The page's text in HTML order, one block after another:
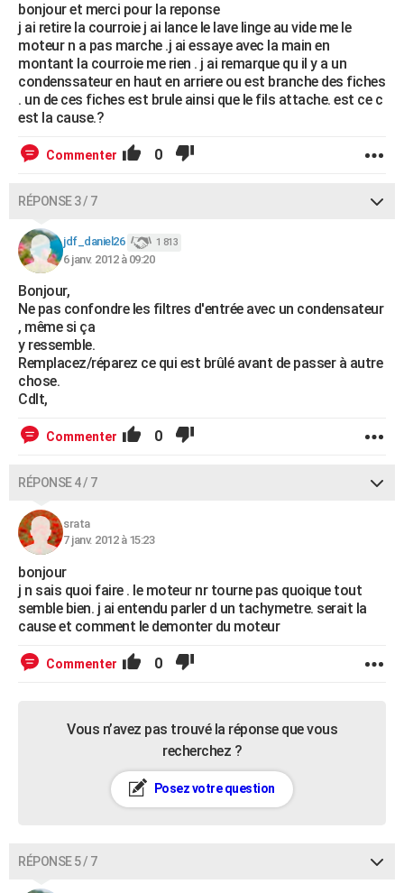
bonjour et merci pour la reponse
j ai retire la courroie j ai lance le lave linge au vide me le
moteur n a pas marche .j ai essaye avec la main en
montant la courroie me rien . j ai remarque qu il y a un
condenssateur en haut en arriere ou est branche des fiches
. un de ces fiches est brule ainsi que le fils attache. est ce c
est la cause.?
Commenter 0
RÉPONSE 3 / 7
jdf_daniel26 1 813
6 janv. 2012 à 09:20
Bonjour,
Ne pas confondre les filtres d'entrée avec un condensateur
, même si ça
y ressemble.
Remplacez/réparez ce qui est brûlé avant de passer à autre
chose.
Cdlt,
Commenter 0
RÉPONSE 4 / 7
srata
7 janv. 2012 à 15:23
bonjour
j n sais quoi faire . le moteur nr tourne pas quoique tout
semble bien. j ai entendu parler d un tachymetre. serait la
cause et comment le demonter du moteur
Commenter 0
Vous n’avez pas trouvé la réponse que vous
recherchez ?
Posez votre question
RÉPONSE 5 / 7